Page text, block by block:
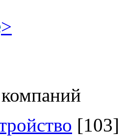
>
[103]